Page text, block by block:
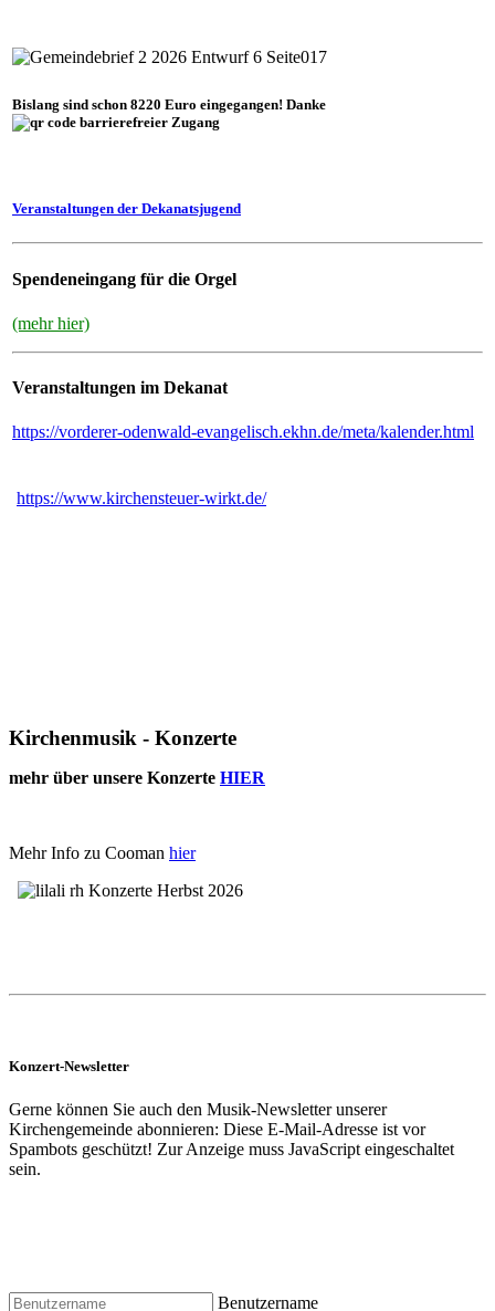
Bislang sind schon 8220 Euro eingegangen! Danke
Veranstaltungen der Dekanatsjugend
Spendeneingang für die Orgel
(mehr hier)
Veranstaltungen im Dekanat
https://vorderer-odenwald-evangelisch.ekhn.de/meta/kalender.html
https://www.kirchensteuer-wirkt.de/
Kirchenmusik - Konzerte
mehr über unsere Konzerte HIER
Mehr Info zu Cooman hier
Konzert-Newsletter
Gerne können Sie auch den Musik-Newsletter unserer
Kirchengemeinde abonnieren: Diese E-Mail-Adresse ist vor
Spambots geschützt! Zur Anzeige muss JavaScript eingeschaltet
sein.
Benutzername